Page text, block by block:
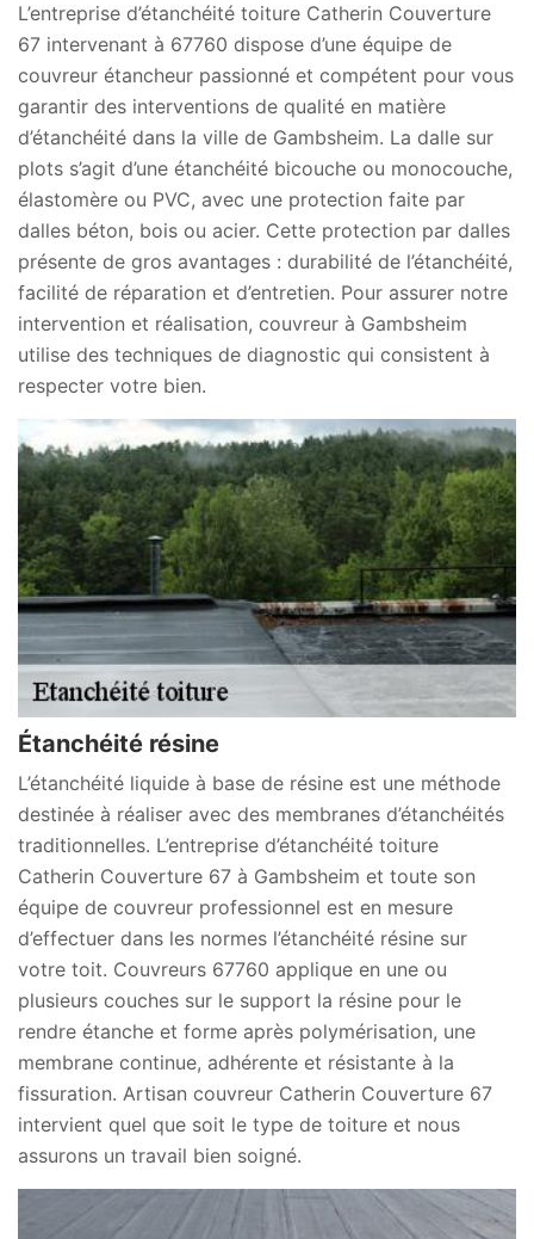
L’entreprise d’étanchéité toiture Catherin Couverture
67 intervenant à 67760 dispose d’une équipe de
couvreur étancheur passionné et compétent pour vous
garantir des interventions de qualité en matière
d’étanchéité dans la ville de Gambsheim. La dalle sur
plots s’agit d’une étanchéité bicouche ou monocouche,
élastomère ou PVC, avec une protection faite par
dalles béton, bois ou acier. Cette protection par dalles
présente de gros avantages : durabilité de l’étanchéité,
facilité de réparation et d’entretien. Pour assurer notre
intervention et réalisation, couvreur à Gambsheim
utilise des techniques de diagnostic qui consistent à
respecter votre bien.
Étanchéité résine
L’étanchéité liquide à base de résine est une méthode
destinée à réaliser avec des membranes d’étanchéités
traditionnelles. L’entreprise d’étanchéité toiture
Catherin Couverture 67 à Gambsheim et toute son
équipe de couvreur professionnel est en mesure
d’effectuer dans les normes l’étanchéité résine sur
votre toit. Couvreurs 67760 applique en une ou
plusieurs couches sur le support la résine pour le
rendre étanche et forme après polymérisation, une
membrane continue, adhérente et résistante à la
fissuration. Artisan couvreur Catherin Couverture 67
intervient quel que soit le type de toiture et nous
assurons un travail bien soigné.